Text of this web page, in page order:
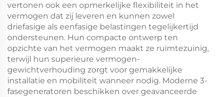
vertonen ook een opmerkelijke flexibiliteit in het
vermogen dat zij leveren en kunnen zowel
driefasige als eenfasige belastingen tegelijkertijd
ondersteunen. Hun compacte ontwerp ten
opzichte van het vermogen maakt ze ruimtezuinig,
terwijl hun superieure vermogen-
gewichtverhouding zorgt voor gemakkelijke
installatie en mobiliteit wanneer nodig. Moderne 3-
fasegeneratoren beschikken over geavanceerde